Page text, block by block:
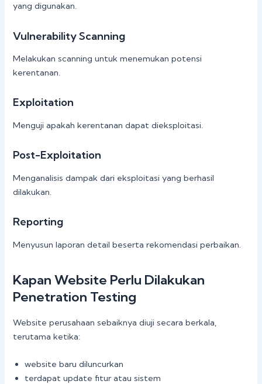
yang digunakan.
Vulnerability Scanning
Melakukan scanning untuk menemukan potensi
kerentanan.
Exploitation
Menguji apakah kerentanan dapat dieksploitasi.
Post-Exploitation
Menganalisis dampak dari eksploitasi yang berhasil
dilakukan.
Reporting
Menyusun laporan detail beserta rekomendasi perbaikan.
Kapan Website Perlu Dilakukan
Penetration Testing
Website perusahaan sebaiknya diuji secara berkala,
terutama ketika:
website baru diluncurkan
terdapat update fitur atau sistem